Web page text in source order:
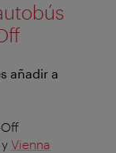
añadir a
y Vienna